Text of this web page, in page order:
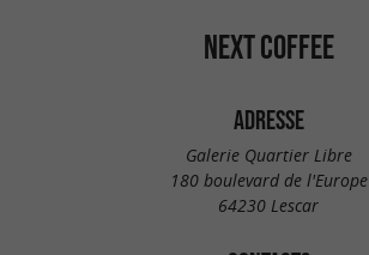
NEXT COFFEE
ADRESSE
Galerie Quartier Libre
180 boulevard de l'Europe
64230 Lescar